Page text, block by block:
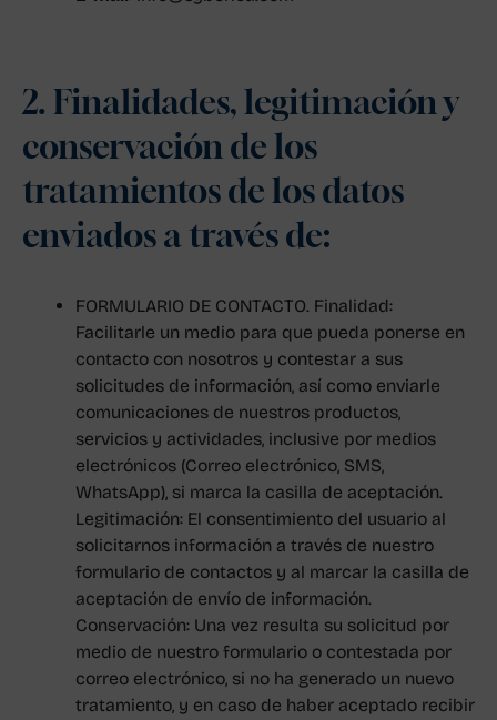
2. Finalidades, legitimación y
conservación de los
tratamientos de los datos
enviados a través de:
FORMULARIO DE CONTACTO. Finalidad:
Facilitarle un medio para que pueda ponerse en
contacto con nosotros y contestar a sus
solicitudes de información, así como enviarle
comunicaciones de nuestros productos,
servicios y actividades, inclusive por medios
electrónicos (Correo electrónico, SMS,
WhatsApp), si marca la casilla de aceptación.
Legitimación: El consentimiento del usuario al
solicitarnos información a través de nuestro
formulario de contactos y al marcar la casilla de
aceptación de envío de información.
Conservación: Una vez resulta su solicitud por
medio de nuestro formulario o contestada por
correo electrónico, si no ha generado un nuevo
tratamiento, y en caso de haber aceptado recibir